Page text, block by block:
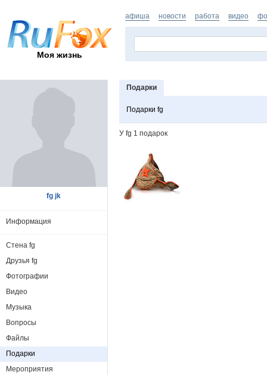
Моя жизнь
афиша новости работа видео
Подарки
Подарки fg
У fg 1 подарок
fg jk
Информация
Стена fg
Друзья fg
Фотографии
Видео
Музыка
Вопросы
Файлы
Подарки
Мероприятия